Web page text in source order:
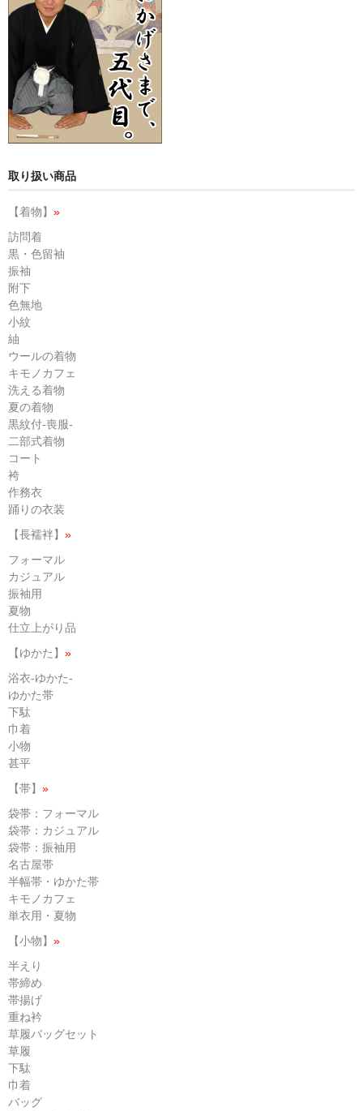
取り扱い商品
【着物】 »
訪問着
黒・色留袖
振袖
附下
色無地
小紋
紬
ウールの着物
キモノカフェ
洗える着物
夏の着物
黒紋付-喪服-
二部式着物
コート
袴
作務衣
踊りの衣装
【長襦袢】 »
フォーマル
カジュアル
振袖用
夏物
仕立上がり品
【ゆかた】 »
浴衣-ゆかた-
ゆかた帯
下駄
巾着
小物
甚平
【帯】 »
袋帯：フォーマル
袋帯：カジュアル
袋帯：振袖用
名古屋帯
半幅帯・ゆかた帯
キモノカフェ
単衣用・夏物
【小物】 »
半えり
帯締め
帯揚げ
重ね衿
草履バッグセット
草履
下駄
巾着
バッグ